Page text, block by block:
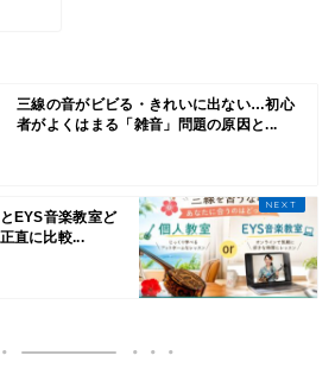
三線の音がビビる・きれいに出ない…初心
者がよくはまる「雑音」問題の原因と...
EYS音楽教室ど
直に比較...